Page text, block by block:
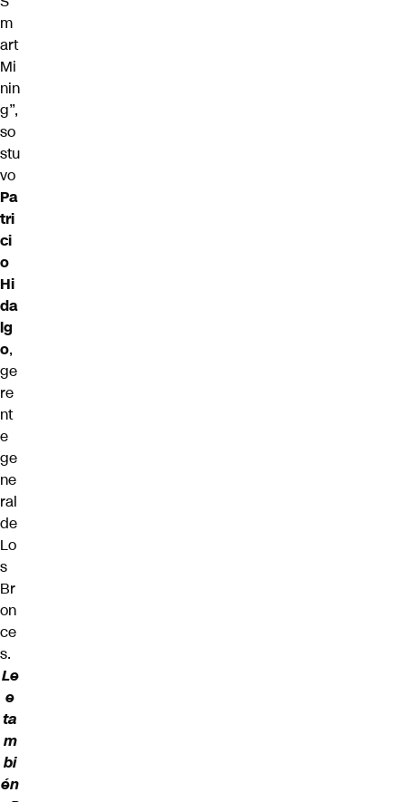
m
art
Mi
nin
g”,
so
stu
vo
Pa
tri
ci
o
Hi
da
lg
o,
ge
re
nt
e
ge
ne
ral
de
Lo
s
Br
on
ce
s.
Le
e
ta
m
bi
én